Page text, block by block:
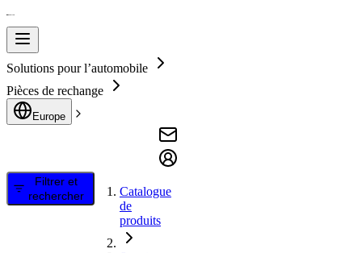
Solutions pour l’automobile
Pièces de rechange
Europe
Filtrer et
rechercher
Catalogue
de
produits